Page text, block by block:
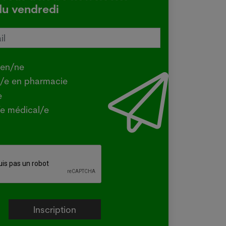
confirme une transmission
de la grippe aviaire
- La ministre australienne de
a confirmé mercredi que la
H5 de la grippe aviaire, identifiée
première fois dans le pays en juin
oiseau migrateur,...
plus
vendredi
ne
e en pharmacie
médical/e